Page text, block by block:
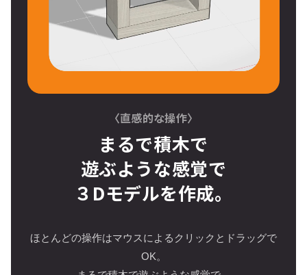
〈直感的な操作〉
まるで積木で
遊ぶような感覚で
３Dモデルを作成。
ほとんどの操作はマウスによるクリックとドラッグで
OK。